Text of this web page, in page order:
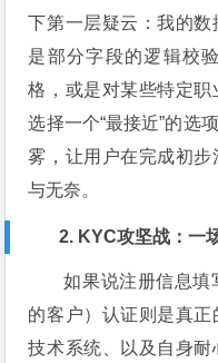
下第一层疑云：我的
是部分字段的逻辑校
格，或是对某些特定
选择一个“最接近”的选
雾，让用户在完成初
与无奈。
2. KYC攻坚战：一
如果说注册信息填
的客户）认证则是真
技术系统、以及自身